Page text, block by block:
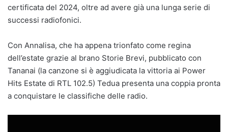
certificata del 2024, oltre ad avere già una lunga serie di
successi radiofonici.
Con Annalisa, che ha appena trionfato come regina
dell’estate grazie al brano Storie Brevi, pubblicato con
Tananai (la canzone si è aggiudicata la vittoria ai Power
Hits Estate di RTL 102.5) Tedua presenta una coppia pronta
a conquistare le classifiche delle radio.